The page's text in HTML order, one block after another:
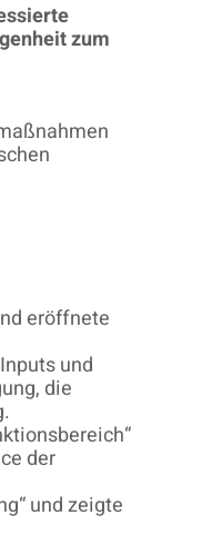
zum
eröffnete
und
die
der
und zeigte